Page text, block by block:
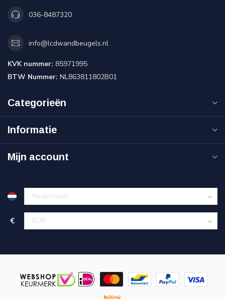
036-8487320
info@lcdwandbeugels.nl
KVK nummer: 85971995
BTW Nummer: NL863811802B01
Categorieën
Informatie
Mijn account
€